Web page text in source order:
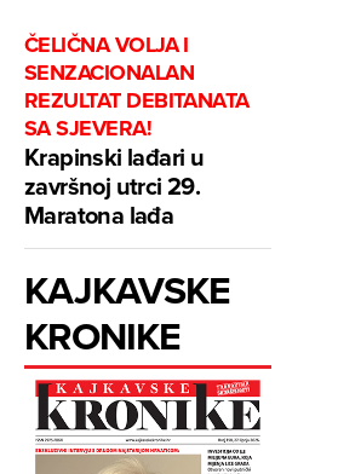
ČELIČNA VOLJA I
SENZACIONALAN
REZULTAT DEBITANATA
SA SJEVERA!
Krapinski lađari u
završnoj utrci 29.
Maratona lađa
KAJKAVSKE
KRONIKE